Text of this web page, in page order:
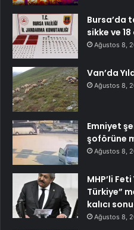
Bursa’da
sikke ve
Ağustos 8,
Van’da
Ağustos 8,
Emniyet
şoförüne
Ağustos 8,
MHP’li
Türkiye”
kalıcı
Ağustos 8,